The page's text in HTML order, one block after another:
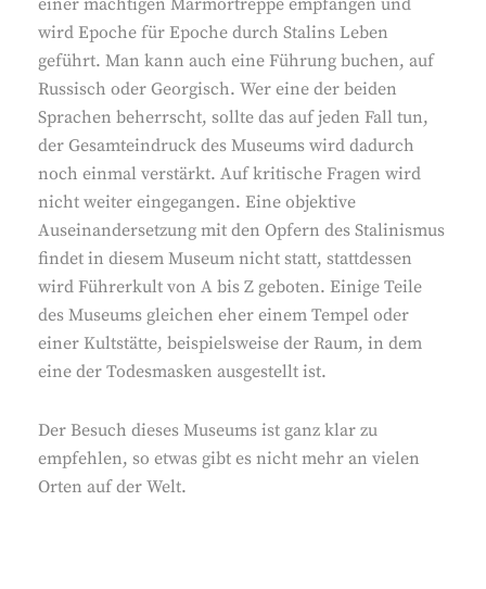
einer mächtigen Marmortreppe empfangen und
wird Epoche für Epoche durch Stalins Leben
geführt. Man kann auch eine Führung buchen, auf
Russisch oder Georgisch. Wer eine der beiden
Sprachen beherrscht, sollte das auf jeden Fall tun,
der Gesamteindruck des Museums wird dadurch
noch einmal verstärkt. Auf kritische Fragen wird
nicht weiter eingegangen. Eine objektive
Auseinandersetzung mit den Opfern des Stalinismus
findet in diesem Museum nicht statt, stattdessen
wird Führerkult von A bis Z geboten. Einige Teile
des Museums gleichen eher einem Tempel oder
einer Kultstätte, beispielsweise der Raum, in dem
eine der Todesmasken ausgestellt ist.
Der Besuch dieses Museums ist ganz klar zu
empfehlen, so etwas gibt es nicht mehr an vielen
Orten auf der Welt.